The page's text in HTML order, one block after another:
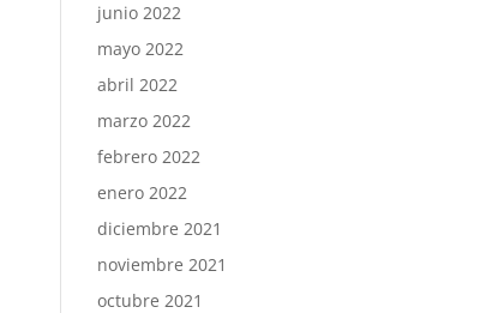
junio 2022
mayo 2022
abril 2022
marzo 2022
febrero 2022
enero 2022
diciembre 2021
noviembre 2021
octubre 2021